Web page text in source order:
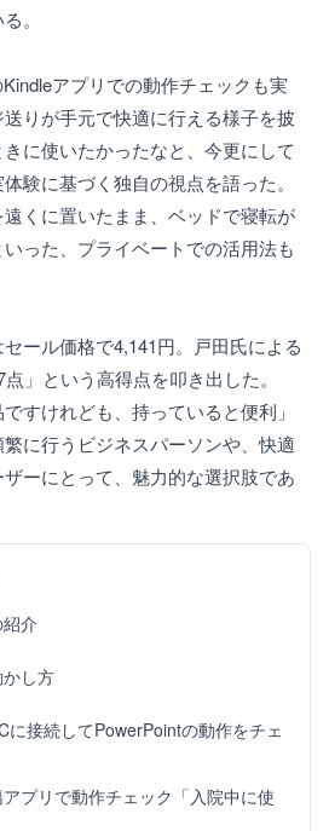
。
アプリでの動作チェックも実
りが手元で快適に行える様子を披
に使いたかったなと、今更にして
験に基づく独自の視点を語った。
くに置いたまま、ベッドで寝転が
った、プライベートでの活用法も
ール価格で4,141円。戸田氏による
」という高得点を叩き出した。
すけれども、持っていると便利」
に行うビジネスパーソンや、快適
ーにとって、魅力的な選択肢であ
介
し方
に接続してPowerPointの動作をチェ
プリで動作チェック「入院中に使